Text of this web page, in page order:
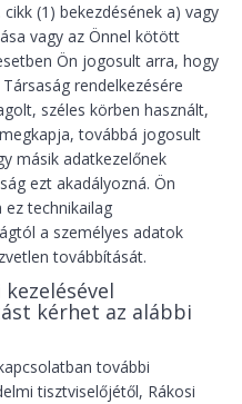
(1) bekezdésének a) vagy
vagy az Önnel kötött
Ön jogosult arra, hogy
rendelkezésére
széles körben használt,
továbbá jogosult
másik adatkezelőnek
ezt akadályozná. Ön
technikailag
a személyes adatok
továbbítását.
kérhet az alábbi
további
tisztviselőjétől, Rákosi